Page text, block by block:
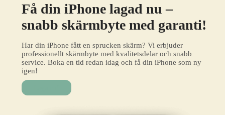
Få din iPhone lagad nu –
snabb skärmbyte med garanti!
Har din iPhone fått en sprucken skärm? Vi erbjuder
professionellt skärmbyte med kvalitetsdelar och snabb
service. Boka en tid redan idag och få din iPhone som ny
igen!